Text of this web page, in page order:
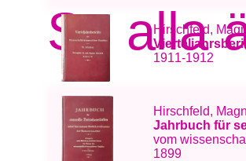
Se alla
Hirschfeld,
1911-1912
Hirschfeld,
Jahrbuch für
vom
1899